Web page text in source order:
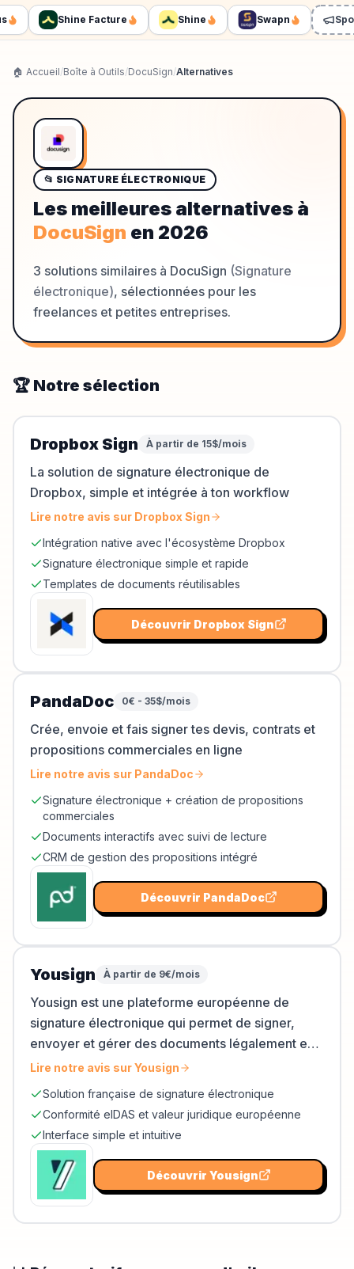
Shine Facture Shine Swapn
🏠 Accueil/Boîte à Outils/DocuSign/Alternatives
📂 SIGNATURE ÉLECTRONIQUE
Les meilleures alternatives à
DocuSign en 2026
3 solutions similaires à DocuSign (Signature
électronique), sélectionnées pour les
freelances et petites entreprises.
🏆 Notre sélection
Dropbox Sign À partir de 15$/mois
La solution de signature électronique de
Dropbox, simple et intégrée à ton workflow
Lire notre avis sur Dropbox Sign
Intégration native avec l'écosystème Dropbox
Signature électronique simple et rapide
Templates de documents réutilisables
Découvrir Dropbox Sign
PandaDoc 0€ - 35$/mois
Crée, envoie et fais signer tes devis, contrats et
propositions commerciales en ligne
Lire notre avis sur PandaDoc
Signature électronique + création de propositions
commerciales
Documents interactifs avec suivi de lecture
CRM de gestion des propositions intégré
Découvrir PandaDoc
Yousign À partir de 9€/mois
Yousign est une plateforme européenne de
signature électronique qui permet de signer,
envoyer et gérer des documents légalement en
ligne, pour freelances, TPE/PME et grandes
Lire notre avis surYousign
Solution française de signature électronique
Conformité eIDAS et valeur juridique européenne
Interface simple et intuitive
Découvrir Yousign